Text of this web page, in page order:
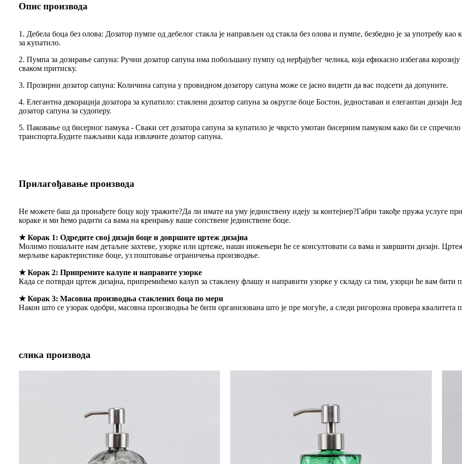
Опис производа
1. Дебела боца без олова: Дозатор пумпе од дебелог стакла је направљен од стакла без олова и пумпе, безбедно је за употребу
за купатило.
2. Пумпа за дозирање сапуна: Ручни дозатор сапуна има побољшану пумпу од нерђајућег челика, која ефикасно избегава
сваком притиску.
3. Прозирни дозатор сапуна: Количина сапуна у провидном дозатору сапуна може се јасно видети да вас подсети да допуните.
4. Елегантна декорација дозатора за купатило: стаклени дозатор сапуна за округле боце Бостон, једноставан и елегантан дизајн
дозатор сапуна за судоперу.
5. Паковање од бисерног памука - Сваки сет дозатора сапуна за купатило је чврсто умотан бисерним памуком како би се спречило
транспорта.Будите пажљиви када извлачите дозатор сапуна.
Прилагођавање производа
Не можете баш да пронађете боцу коју тражите?Да ли имате на уму јединствену идеју за контејнер?Габри такође пружа услуге
кораке и ми ћемо радити са вама на креирању ваше сопствене јединствене боце.
★ Корак 1: Одредите свој дизајн боце и довршите цртеж дизајна
Молимо пошаљите нам детаљне захтеве, узорке или цртеже, наши инжењери ће се консултовати са вама и завршити дизајн.
мерљиве карактеристике боце, уз поштовање ограничења производње.
★ Корак 2: Припремите калупе и направите узорке
Када се потврди цртеж дизајна, припремићемо калуп за стаклену флашу и направити узорке у складу са тим, узорци ће вам бити
★ Корак 3: Масовна производња стаклених боца по мери
Након што се узорак одобри, масовна производња ће бити организована што је пре могуће, а следи ригорозна провера
слика производа